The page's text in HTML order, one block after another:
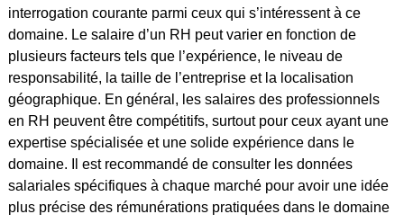
interrogation courante parmi ceux qui s’intéressent à ce
domaine. Le salaire d’un RH peut varier en fonction de
plusieurs facteurs tels que l’expérience, le niveau de
responsabilité, la taille de l’entreprise et la localisation
géographique. En général, les salaires des professionnels
en RH peuvent être compétitifs, surtout pour ceux ayant une
expertise spécialisée et une solide expérience dans le
domaine. Il est recommandé de consulter les données
salariales spécifiques à chaque marché pour avoir une idée
plus précise des rémunérations pratiquées dans le domaine